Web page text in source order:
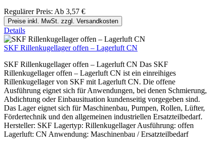
Regulärer Preis: Ab 3,57 €
Preise inkl. MwSt. zzgl. Versandkosten
Details
SKF Rillenkugellager offen – Lagerluft CN
SKF Rillenkugellager offen – Lagerluft CN Das SKF
Rillenkugellager offen – Lagerluft CN ist ein einreihiges
Rillenkugellager von SKF mit Lagerluft CN. Die offene
Ausführung eignet sich für Anwendungen, bei denen Schmierung,
Abdichtung oder Einbausituation kundenseitig vorgegeben sind.
Das Lager eignet sich für Maschinenbau, Pumpen, Rollen, Lüfter,
Fördertechnik und den allgemeinen industriellen Ersatzteilbedarf.
Hersteller: SKF Lagertyp: Rillenkugellager Ausführung: offen
Lagerluft: CN Anwendung: Maschinenbau / Ersatzteilbedarf